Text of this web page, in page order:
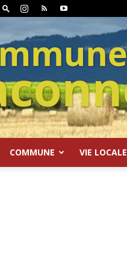
COMMUNE VIE LOCALE